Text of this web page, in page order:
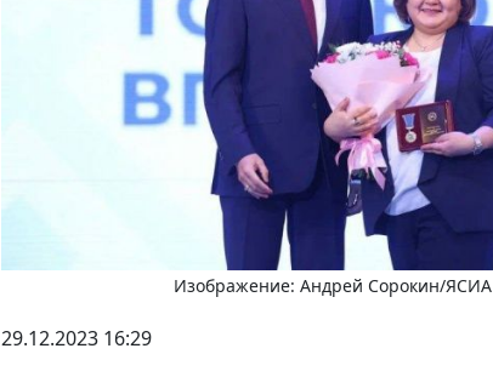
Изображение: Андрей Сорокин/ЯСИА
29.12.2023 16:29